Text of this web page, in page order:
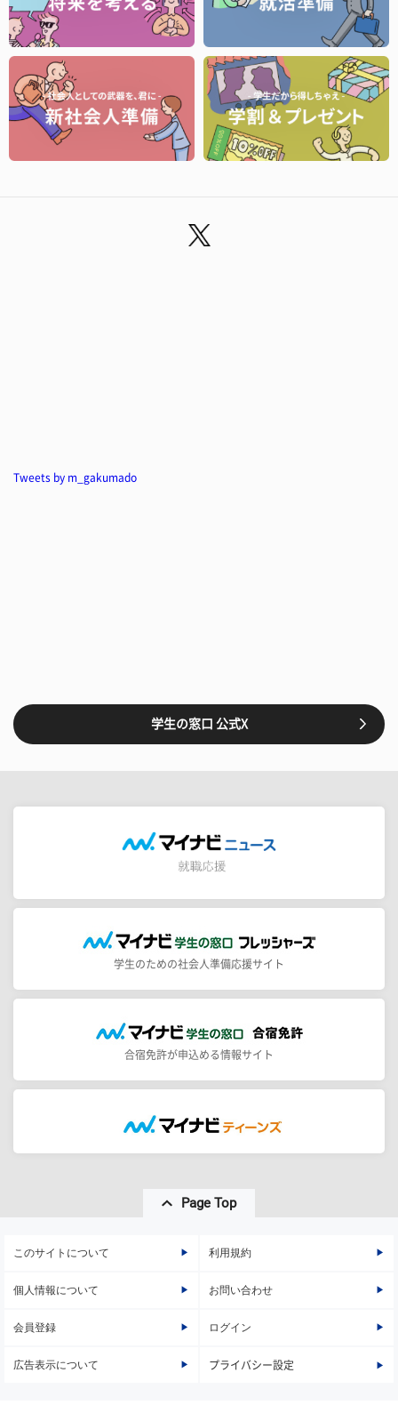
Tweets by m_gakumado
学生の窓口 公式X
学生のための社会人準備応援サイト
合宿免許が申込める情報サイト
Page Top
このサイトについて 利用規約
個人情報について お問い合わせ
会員登録 ログイン
広告表示について プライバシー設定